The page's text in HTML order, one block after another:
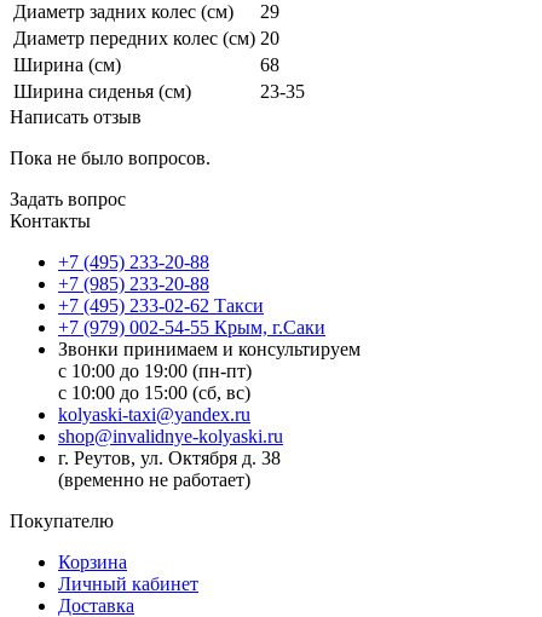
Диаметр задних колес (см)
29
Диаметр передних колес (см) 20
Ширина (см)
68
Ширина сиденья (см)
23-35
Написать отзыв
Пока не было вопросов.
Задать вопрос
Контакты
+7 (495) 233-20-88
+7 (985) 233-20-88
+7 (495) 233-02-62 Такси
+7 (979) 002-54-55 Крым, г.Саки
Звонки принимаем и консультируем
с 10:00 до 19:00 (пн-пт)
с 10:00 до 15:00 (сб, вс)
kolyaski-taxi@yandex.ru
shop@invalidnye-kolyaski.ru
г. Реутов, ул. Октября д. 38
(временно не работает)
Покупателю
Корзина
Личный кабинет
Доставка